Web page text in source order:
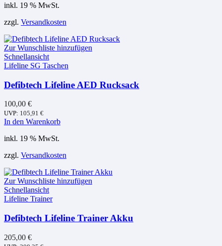
inkl. 19 % MwSt.
zzgl. Versandkosten
Zur Wunschliste hinzufügen
Schnellansicht
Lifeline SG Taschen
Defibtech Lifeline AED Rucksack
100,00 €
UVP: 105,91 €
In den Warenkorb
inkl. 19 % MwSt.
zzgl. Versandkosten
Zur Wunschliste hinzufügen
Schnellansicht
Lifeline Trainer
Defibtech Lifeline Trainer Akku
205,00 €